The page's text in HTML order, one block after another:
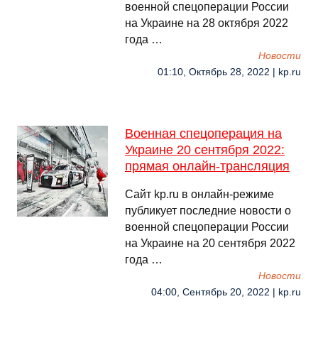
военной спецоперации России
на Украине на 28 октября 2022
года …
Новости
01:10, Октябрь 28, 2022 | kp.ru
Военная спецоперация на
Украине 20 сентября 2022:
прямая онлайн-трансляция
Сайт kp.ru в онлайн-режиме
публикует последние новости о
военной спецоперации России
на Украине на 20 сентября 2022
года …
Новости
04:00, Сентябрь 20, 2022 | kp.ru